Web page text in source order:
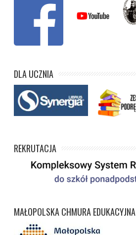
DLA UCZNIA
REKRUTACJA
MAŁOPOLSKA CHMURA EDUKACYJNA